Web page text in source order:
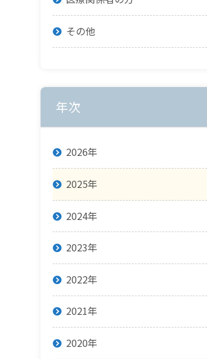
その他
年次
2026年
2025年
2024年
2023年
2022年
2021年
2020年